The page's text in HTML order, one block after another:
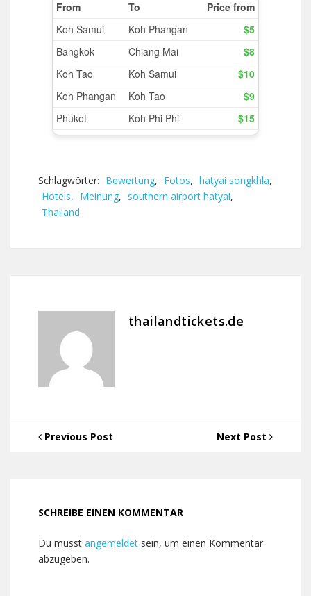
Schlagwörter: Bewertung, Fotos, hatyai songkhla,
Hotels, Meinung, southern airport hatyai,
Thailand
thailandtickets.de
Previous Post Next Post
SCHREIBE EINEN KOMMENTAR
Du musst angemeldet sein, um einen Kommentar
abzugeben.